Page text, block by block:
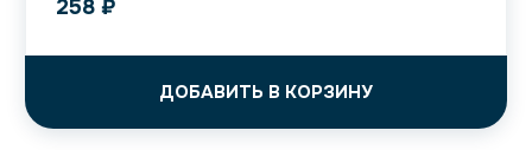
258 ₽
ДОБАВИТЬ В КОРЗИНУ